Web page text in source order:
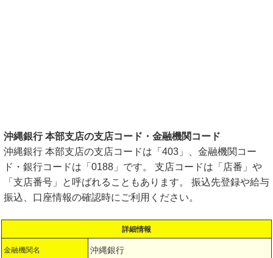
沖縄銀行 本部支店の支店コード・金融機関コード
沖縄銀行 本部支店の支店コードは「403」、金融機関コー
ド・銀行コードは「0188」です。 支店コードは「店番」や
「支店番号」と呼ばれることもあります。 振込先登録や給与
振込、口座情報の確認時にご利用ください。
詳細情報
金融機関名 沖縄銀行